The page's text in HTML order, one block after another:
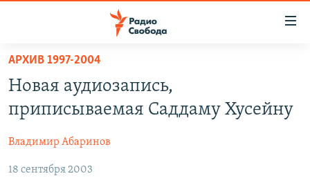
упрощенного
доступа
основному
Вернутся
ПОДКАСТЫ
АВТОРСКИЕ ПРОЕКТЫ
ЦИТАТЫ СВОБОДЫ
МНЕНИЯ
АРХИВ 1997-2004
Новая аудиозапись,
приписываемая Саддаму Хусейну
Владимир Абаринов
18 сентября 2003